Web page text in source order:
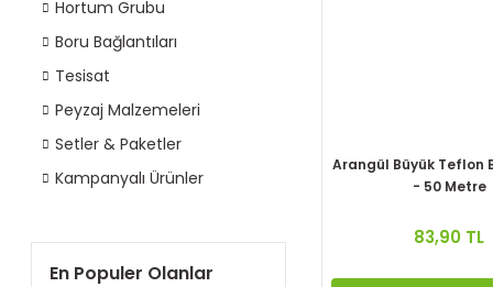
Hortum Grubu
Boru Bağlantıları
Tesisat
Peyzaj Malzemeleri
Setler & Paketler
Kampanyalı Ürünler
En Populer Olanlar
Arangül Büyük Teflon
- 50 Metre
83,90 TL